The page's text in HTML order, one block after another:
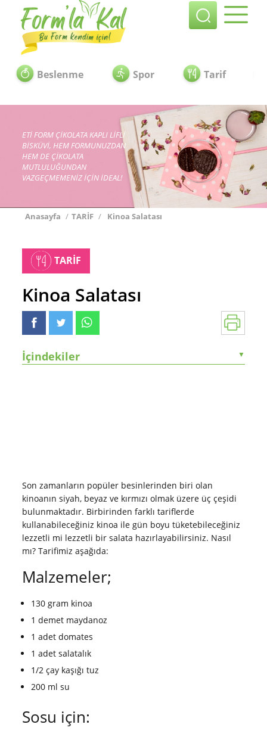
Beslenme Spor Tarif
ETİ FORM ÇİKOLATA KAPLI LİFLİ
BİSKÜVİ, HEM FORMUNUZDAN
HEM DE ÇİKOLATA
MUTLULUĞUNDAN
VAZGEÇMEMENİZ İÇİN İDEAL!
Anasayfa / TARİF / Kinoa Salatası
TARİF
Kinoa Salatası
İçindekiler ▼
Son zamanların popüler besinlerinden biri olan
kinoanın siyah, beyaz ve kırmızı olmak üzere üç çeşidi
bulunmaktadır. Birbirinden farklı tariflerde
kullanabileceğiniz kinoa ile gün boyu tüketebileceğiniz
lezzetli mi lezzetli bir salata hazırlayabilirsiniz. Nasıl
mı? Tarifimiz aşağıda:
Malzemeler;
130 gram kinoa
1 demet maydanoz
1 adet domates
1 adet salatalık
1/2 çay kaşığı tuz
200 ml su
Sosu için: